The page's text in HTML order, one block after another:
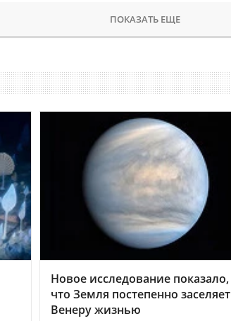
ПОКАЗАТЬ ЕЩЕ
Новое исследование показало,
что Земля постепенно заселяет
Венеру жизнью